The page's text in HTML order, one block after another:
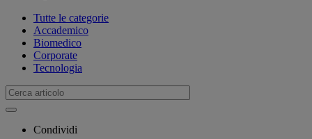
Tutte le categorie
Accademico
Biomedico
Corporate
Tecnologia
Condividi